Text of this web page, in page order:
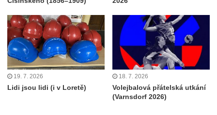
19. 7. 2026
Lidi jsou lidi (i v Loretě)
18. 7. 2026
Volejbalová přátelská utkání
(Varnsdorf 2026)